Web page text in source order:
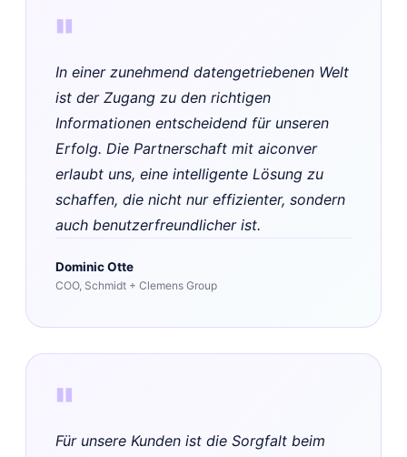
"
In einer zunehmend datengetriebenen Welt
ist der Zugang zu den richtigen
Informationen entscheidend für unseren
Erfolg. Die Partnerschaft mit aiconver
erlaubt uns, eine intelligente Lösung zu
schaffen, die nicht nur effizienter, sondern
auch benutzerfreundlicher ist.
Dominic Otte
COO, Schmidt + Clemens Group
"
Für unsere Kunden ist die Sorgfalt beim